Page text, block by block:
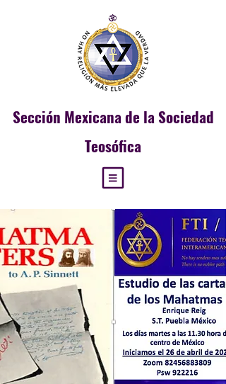
Sección Mexicana de la Sociedad
Teosófica